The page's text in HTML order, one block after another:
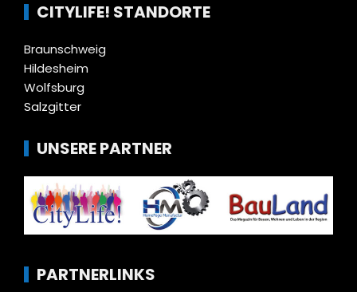
CITYLIFE! STANDORTE
Braunschweig
Hildesheim
Wolfsburg
Salzgitter
UNSERE PARTNER
PARTNERLINKS